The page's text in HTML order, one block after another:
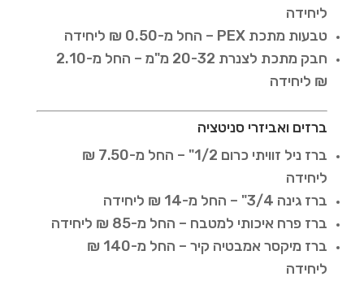
ליחידה
טבעות מתכת PEX – החל מ-0.50 ₪ ליחידה
חבק מתכת לצנרת 20-32 מ"מ – החל מ-2.10
₪ ליחידה
ברזים ואביזרי סניטציה
ברז ניל זוויתי כרום 1/2" – החל מ-7.50 ₪
ליחידה
ברז גינה 3/4" – החל מ-14 ₪ ליחידה
ברז פרח איכותי למטבח – החל מ-85 ₪ ליחידה
ברז מיקסר אמבטיה קיר – החל מ-140 ₪
ליחידה